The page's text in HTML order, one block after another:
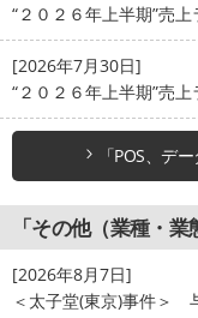
“２０２６年上半期”売
[2026年7月30日]
“２０２６年上半期”売
「POS、デ
「その他（業種・
[2026年8月7日]
＜太子堂(東京)事件＞